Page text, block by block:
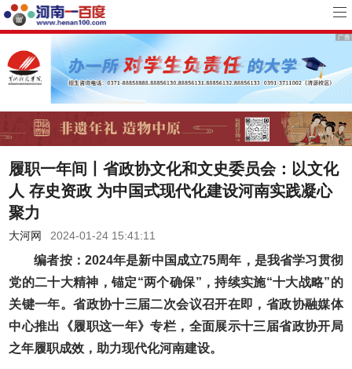
履职一年间丨省政协文化和文史委员会：以文化
人 存史资政 为中国式现代化建设河南实践凝心
聚力
大河网 2024-01-24 15:41:11
编者按：2024年是新中国成立75周年，是我省学习贯彻
党的二十大精神，锚定“两个确保”，持续实施“十大战略”的
关键一年。省政协十三届二次会议召开在即，省政协融媒体
中心推出《履职这一年》专栏，全面展示十三届省政协开局
之年履职成效，助力现代化河南建设。